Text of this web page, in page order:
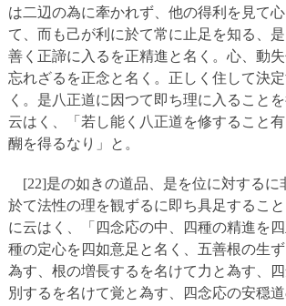
は二辺の為に牽かれず、他の得利を見て
て、而も己が利に於て常に止足を知る、是
善く正諦に入るを正精進と名く。心、動
忘れざるを正念と名く。正しく住して決
く。是八正道に因つて即ち理に入ること
云はく、「若し能く八正道を修すること
醐を得るなり」と。
[22]是の如きの道品、是を位に対するに
於て法性の理を観ずるに即ち具足すること
に云はく、「四念応の中、四種の精進を
種の定心を四如意足と名く、五善根の生
為す、根の増長するを名けて力と為す、
別するを名けて覚と為す、四念応の安穏